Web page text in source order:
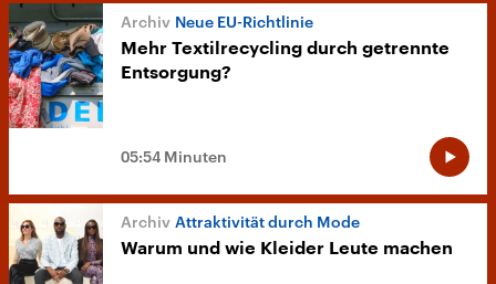
Neue EU-Richtlinie
Mehr Textilrecycling durch getrennte
Entsorgung?
05:54 Minuten
Attraktivität durch Mode
Warum und wie Kleider Leute machen